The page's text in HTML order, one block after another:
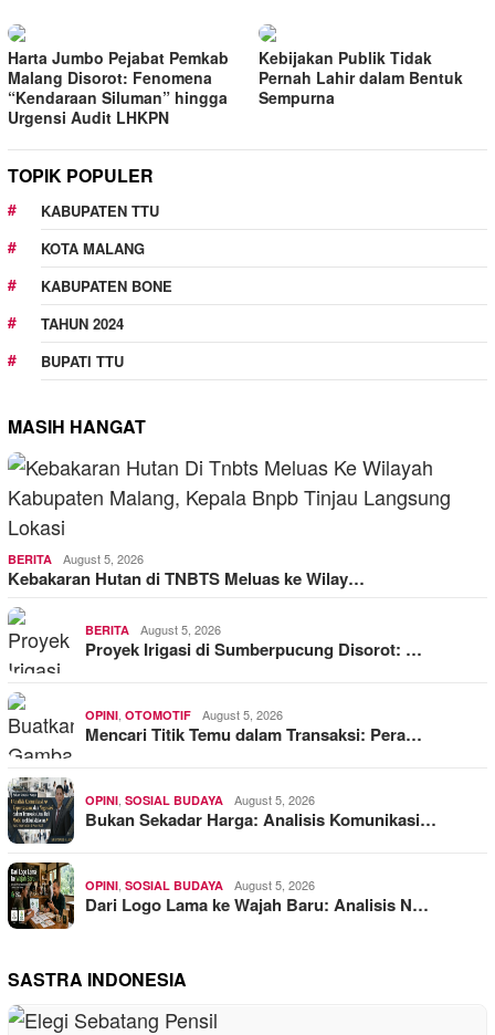
Harta Jumbo Pejabat Pemkab
Malang Disorot: Fenomena
“Kendaraan Siluman” hingga
Urgensi Audit LHKPN
Kebijakan Publik Tidak
Pernah Lahir dalam Bentuk
Sempurna
TOPIK POPULER
KABUPATEN TTU
KOTA MALANG
KABUPATEN BONE
TAHUN 2024
BUPATI TTU
MASIH HANGAT
BERITA August 5, 2026
Kebakaran Hutan di TNBTS Meluas ke Wilay…
BERITA August 5, 2026
Proyek Irigasi di Sumberpucung Disorot: …
OPINI, OTOMOTIF August 5, 2026
Mencari Titik Temu dalam Transaksi: Pera…
OPINI, SOSIAL BUDAYA August 5, 2026
Bukan Sekadar Harga: Analisis Komunikasi…
OPINI, SOSIAL BUDAYA August 5, 2026
Dari Logo Lama ke Wajah Baru: Analisis N…
SASTRA INDONESIA